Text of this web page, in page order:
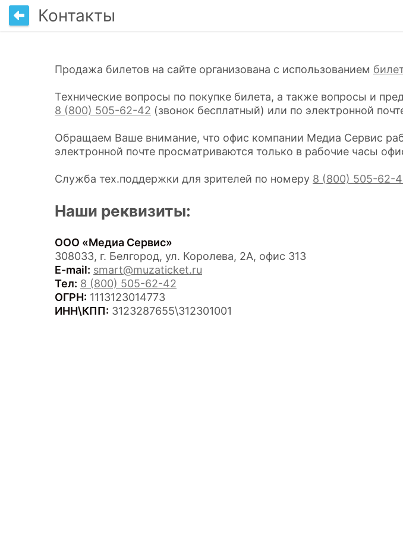
Контакты
Продажа билетов на сайте организована с использованием
Технические вопросы по покупке билета, а также вопросы и
8 (800) 505-62-42 (звонок бесплатный) или по электронной
Обращаем Ваше внимание, что офис компании Медиа Сервис
электронной почте просматриваются только в рабочие часы
Служба тех.поддержки для зрителей по номеру 8 (800) 505-62-
Наши реквизиты:
ООО «Медиа Сервис»
308033, г. Белгород, ул. Королева, 2А, офис 313
E-mail: smart@muzaticket.ru
Тел: 8 (800) 505-62-42
ОГРН: 1113123014773
ИНН\КПП: 3123287655\312301001